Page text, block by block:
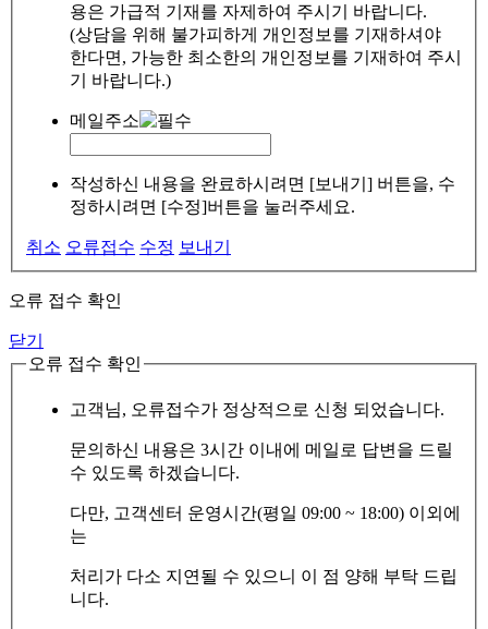
용은 가급적 기재를 자제하여 주시기 바랍니다.
(상담을 위해 불가피하게 개인정보를 기재하셔야
한다면, 가능한 최소한의 개인정보를 기재하여 주시
기 바랍니다.)
메일주소
작성하신 내용을 완료하시려면 [보내기] 버튼을, 수
정하시려면 [수정]버튼을 눌러주세요.
취소 오류접수 수정 보내기
오류 접수 확인
닫기
오류 접수 확인
고객님, 오류접수가 정상적으로 신청 되었습니다.
문의하신 내용은 3시간 이내에 메일로 답변을 드릴
수 있도록 하겠습니다.
다만, 고객센터 운영시간(평일 09:00 ~ 18:00) 이외에
는
처리가 다소 지연될 수 있으니 이 점 양해 부탁 드립
니다.